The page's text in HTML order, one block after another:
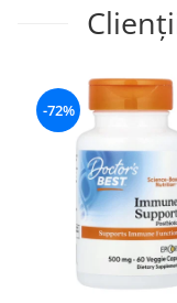
-72%